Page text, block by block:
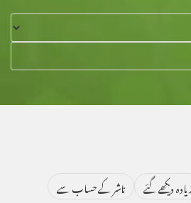
دیکھے گئے ناشر کے حساب سے